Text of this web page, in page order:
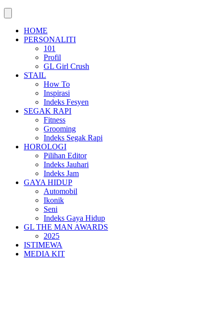
HOME
PERSONALITI
101
Profil
GL Girl Crush
STAIL
How To
Inspirasi
Indeks Fesyen
SEGAK RAPI
Fitness
Grooming
Indeks Segak Rapi
HOROLOGI
Pilihan Editor
Indeks Jauhari
Indeks Jam
GAYA HIDUP
Automobil
Ikonik
Seni
Indeks Gaya Hidup
GL THE MAN AWARDS
2025
ISTIMEWA
MEDIA KIT